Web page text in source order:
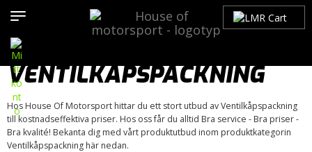
>Bilmärken>Opel >Kadett>Kadett D (1980-
1984)
VENTILKÅPSPACKNING
Hos House Of Motorsport hittar du ett stort utbud av Ventilkåpspackning
till kostnadseffektiva priser. Hos oss får du alltid Bra service - Bra priser -
Bra kvalité! Bekanta dig med vårt produktutbud inom produktkategorin
Ventilkåpspackning här nedan.